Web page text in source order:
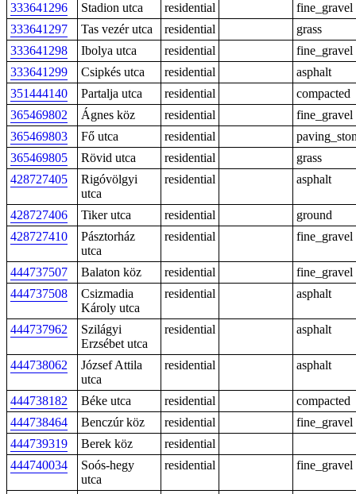
333641296 Stadion utca residential
fine_gravel
333641297
Tas vezér utca residential
grass
333641298
Ibolya utca residential
fine_gravel
333641299
Csipkés utca residential
asphalt
351444140
Partalja utca residential
compacted
365469802
Ágnes köz residential
fine_gravel
365469803
Fő utca residential
365469805
Rövid utca residential
grass
428727405
Rigóvölgyi
utca
residential asphalt
428727406 Tiker utca residential
ground
428727410
Pásztorház
utca
residential fine_gravel
444737507 Balaton köz residential
fine_gravel
444737508
Csizmadia
Károly utca
residential asphalt
444737962
Szilágyi
Erzsébet utca
residential asphalt
444738062
József Attila
utca
residential asphalt
444738182 Béke utca residential
compacted
444738464
Benczúr köz residential
fine_gravel
444739319
Berek köz
residential
444740034
Soós-hegy
utca
residential fine_gravel